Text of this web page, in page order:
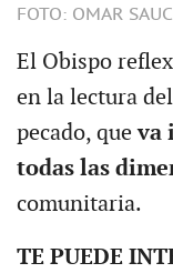
FOTO: OMAR
El Obispo
en la lectura del
pecado, queva
todas las
comunitaria.
TE PUEDE